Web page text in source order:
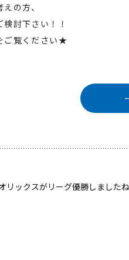
の方、
討下さい！！
ご覧ください★
リックスがリーグ優勝しましたね